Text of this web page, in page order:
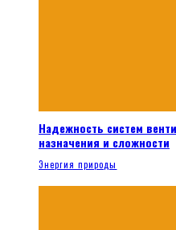
Надежность систем
назначения и сложности
Энергия природы